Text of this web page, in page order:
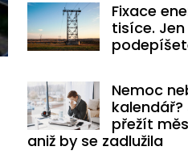
Fixace
tisíce.
Nemoc
kalendář?
přežít
aniž by se zadlužila